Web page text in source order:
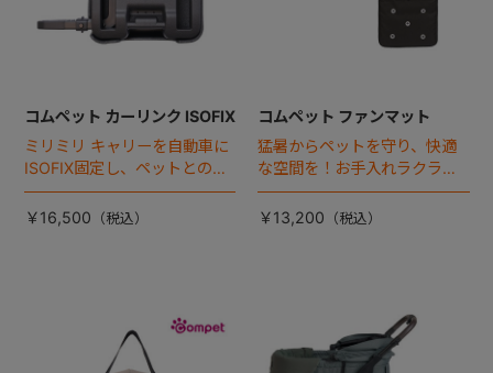
コムペット カーリンク ISOFIX
ミリミリ キャリーを自動車に
ISOFIX固定し、ペットとの車
移動をカンタン・快適に！
￥16,500
コムペット ファンマット
猛暑からペットを守り、快適
な空間を！お手入れラクラク
な「ファンマット」が登場！
￥13,200